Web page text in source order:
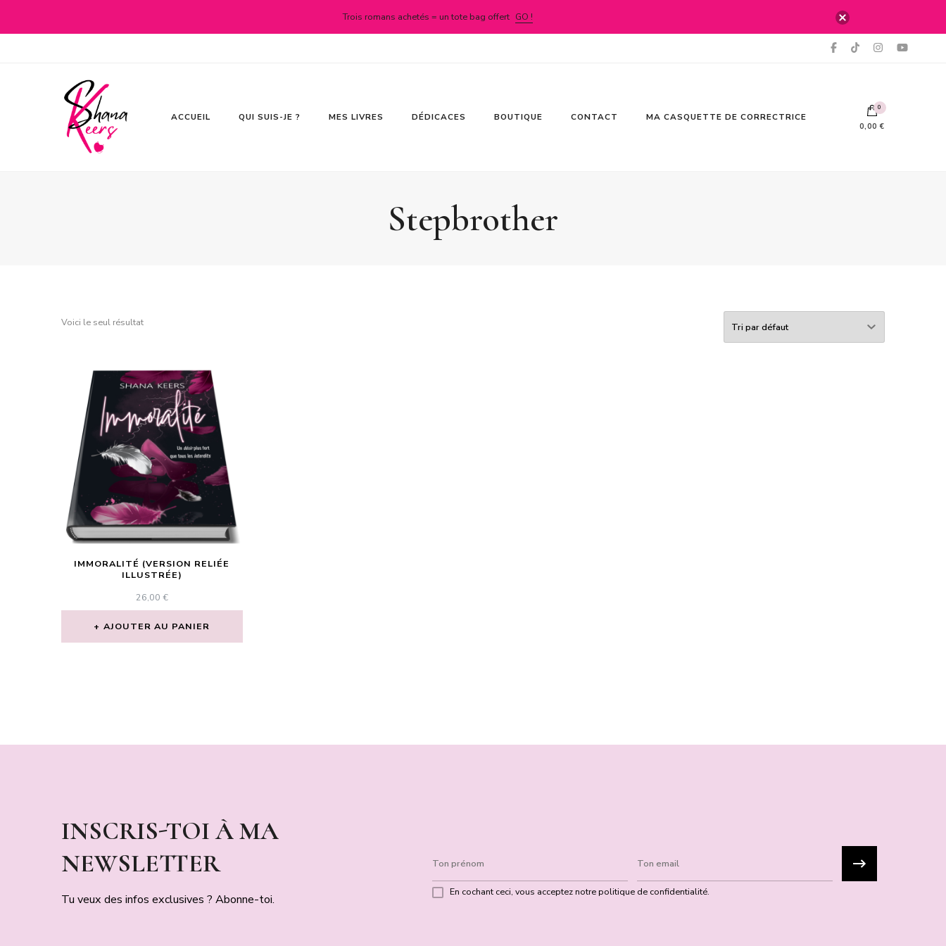
Trois romans achetés = un tote bag offert GO !
Shana Keers
100 % romance
ACCUEIL QUI SUIS-JE ? MES LIVRES DÉDICACES BOUTIQUE CONTACT MA CASQUETTE DE CORRECTRICE
0
0,00 €
Stepbrother
Voici le seul résultat
IMMORALITÉ (VERSION RELIÉE
ILLUSTRÉE)
26,00 €
AJOUTER AU PANIER
INSCRIS-TOI À MA
NEWSLETTER
Tu veux des infos exclusives ? Abonne-toi.
En cochant ceci, vous acceptez notre politique de confidentialité.